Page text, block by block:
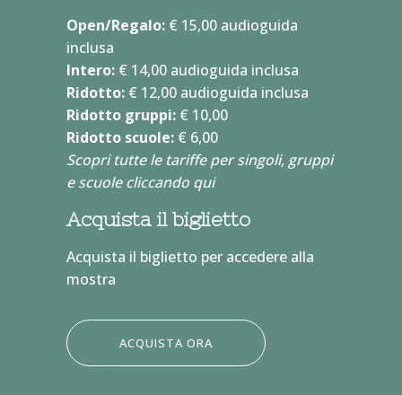
Open/Regalo: € 15,00 audioguida
inclusa
Intero: € 14,00 audioguida inclusa
Ridotto: € 12,00 audioguida inclusa
Ridotto gruppi: € 10,00
Ridotto scuole: € 6,00
Scopri tutte le tariffe per singoli, gruppi
e scuolecliccando qui
Acquista il biglietto
Acquista il biglietto per accedere alla
mostra
ACQUISTA ORA